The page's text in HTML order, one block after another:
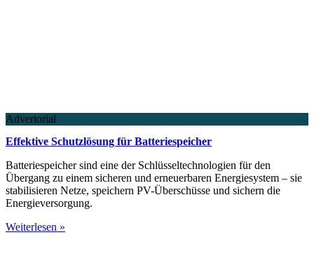
Advertorial
Effektive Schutzlösung für Batteriespeicher
Batteriespeicher sind eine der Schlüsseltechnologien für den
Übergang zu einem sicheren und erneuerbaren Energiesystem – sie
stabilisieren Netze, speichern PV-Überschüsse und sichern die
Energieversorgung.
Weiterlesen »